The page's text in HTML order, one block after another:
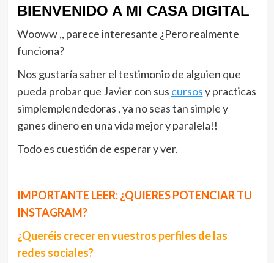
BIENVENIDO A MI CASA DIGITAL
Wooww ,, parece interesante ¿Pero realmente
funciona?
Nos gustaría saber el testimonio de alguien que
pueda probar que Javier con sus cursosy practicas
simplemplendedoras , ya no seas tan simple y
ganes dinero en una vida mejor y paralela!!
Todo es cuestión de esperar y ver.
IMPORTANTE LEER: ¿QUIERES POTENCIAR TU
INSTAGRAM?
¿Queréis crecer en vuestros perfiles de las
redes sociales?